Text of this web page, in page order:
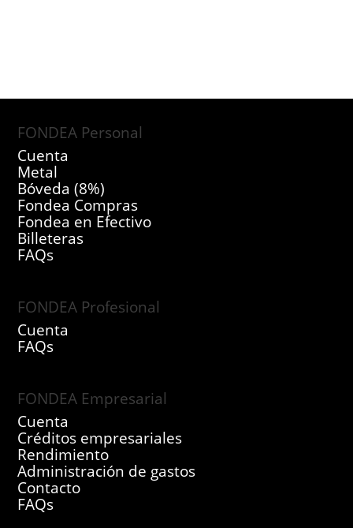
FONDEA Personal
Cuenta
Metal
Bóveda (8%)
Fondea Compras
Fondea en Efectivo
Billeteras
FAQs
FONDEA Profesional
Cuenta
FAQs
FONDEA Empresarial
Cuenta
Créditos empresariales
Rendimiento
Administración de gastos
Contacto
FAQs